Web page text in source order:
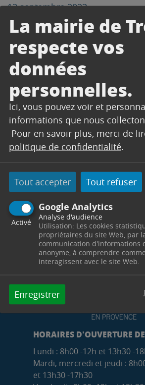
La mairie de
respecte vos
données
personnelles.
Ici, vous pouvez voir et
informations que nous
Pour en savoir plus, merci de
politique de confidentialité.
Tout accepter Tout refuser
Google Analytics
Activé
Analyse d'audience
Utilisation: Les cookies
propriétaires du site Web, par
communication d'informations
anonyme, à comprendre
interagissent avec le site Web.
Enregistrer
13 septembre 2023
Partenaire privilégié du monde
milliers d’associations chaque
nombreux domaines : sport,
environnement, éducation, etc.
Le CD13 vous donne rendez-
septembre, à l’occasion des «
Associatives de Provence », pour
vos démarches et répondre à
interrogations sur le
HORAIRES D'OUVERTURE
Lundi : 8h00 -12h et 13h30 -
Mardi, mercredi et jeudi :
et 13h30 -17h30